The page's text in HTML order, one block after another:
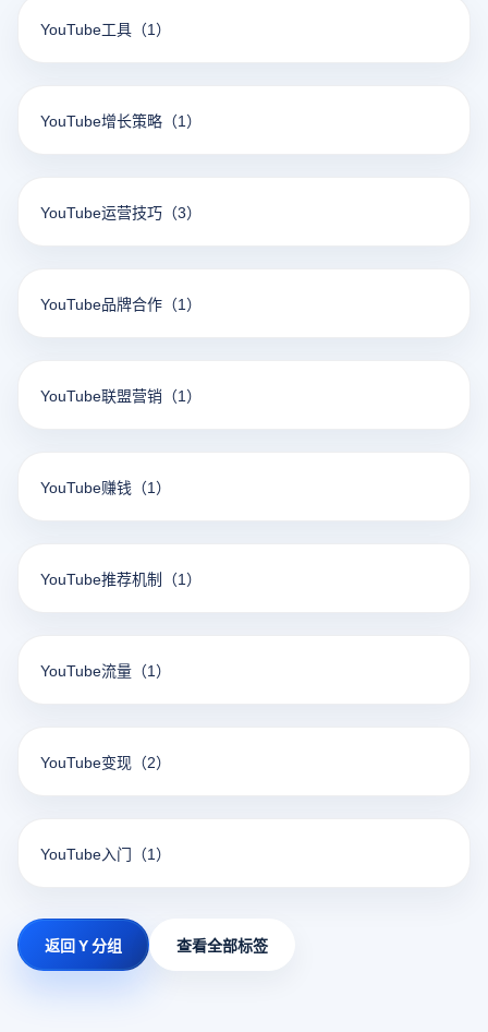
YouTube工具 （1）
YouTube增长策略 （1）
YouTube运营技巧 （3）
YouTube品牌合作 （1）
YouTube联盟营销 （1）
YouTube赚钱 （1）
YouTube推荐机制 （1）
YouTube流量 （1）
YouTube变现 （2）
YouTube入门 （1）
返回 Y 分组 查看全部标签